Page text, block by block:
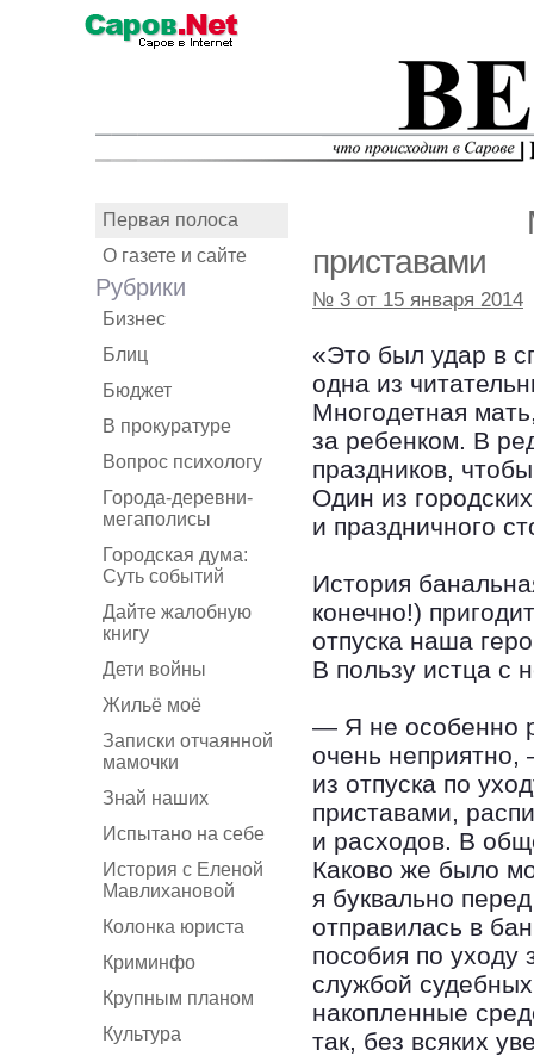
Первая полоса
О газете и сайте
Рубрики
Бизнес
Блиц
Бюджет
В прокуратуре
Вопрос психологу
Города-деревни-
мегаполисы
Городская дума:
Суть событий
Дайте жалобную
книгу
Дети войны
Жильё моё
Записки отчаянной
мамочки
Знай наших
Испытано на себе
История с Еленой
Мавлихановой
Колонка юриста
Криминфо
Крупным планом
Культура
приставами
№ 3 от 15 января 2014
«Это был удар в
одна из
Многодетная
за ребенком. В
праздников,
Один из
и праздничного
История
конечно!)
отпуска наша
В пользу истца с
— Я не особенно
очень
из отпуска по
приставами,
и расходов. В
Каково же было
я буквально
отправилась в
пособия по уходу
службой
накопленные
так, без всяких